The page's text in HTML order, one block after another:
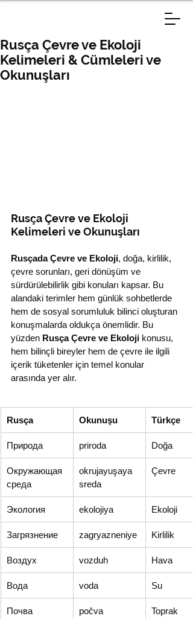
Rusça Çevre ve Ekoloji
Kelimeleri & Cümleleri ve
Okunuşları
Rusça Çevre ve Ekoloji
Kelimeleri ve Okunuşları
Rusçada Çevre ve Ekoloji, doğa, kirlilik,
çevre sorunları, geri dönüşüm ve
sürdürülebilirlik gibi konuları kapsar. Bu
alandaki terimler hem günlük sohbetlerde
hem de sosyal sorumluluk bilinci oluşturan
konuşmalarda oldukça önemlidir. Bu
yüzden Rusça Çevre ve Ekoloji konusu,
hem bilinçli bireyler hem de çevre ile ilgili
içerik tüketenler için temel konular
arasında yer alır.
Rusça Okunuşu Türkçe
Природа priroda Doğa
Окружающая
среда
okrujayuşaya
sreda
Çevre
Экология ekolojiya Ekoloji
Загрязнение zagr­yazneniye Kirlilik
Воздух vozduh Hava
Вода voda Su
Почва počva Toprak